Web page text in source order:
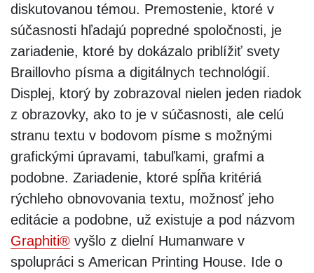
diskutovanou témou. Premostenie, ktoré v
súčasnosti hľadajú popredné spoločnosti, je
zariadenie, ktoré by dokázalo priblížiť svety
Braillovho písma a digitálnych technológií.
Displej, ktorý by zobrazoval nielen jeden riadok
z obrazovky, ako to je v súčasnosti, ale celú
stranu textu v bodovom písme s možnými
grafickými úpravami, tabuľkami, grafmi a
podobne. Zariadenie, ktoré spĺňa kritériá
rýchleho obnovovania textu, možnosť jeho
editácie a podobne, už existuje a pod názvom
Graphiti® vyšlo z dielní Humanware v
spolupráci s American Printing House. Ide o